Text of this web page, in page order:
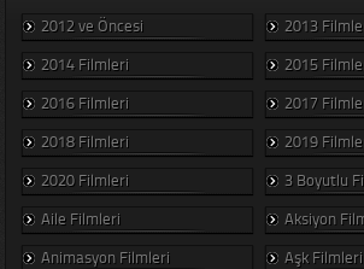
2012 ve Öncesi
2013
2014 Filmleri
2015
2016 Filmleri
2017
2018 Filmleri
2019
2020 Filmleri
3 Boyutlu
Aile Filmleri
Aksiyon
Animasyon Filmleri
Aşk Filmleri